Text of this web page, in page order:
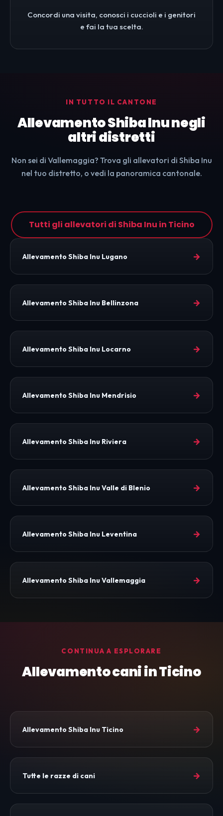
Concordi una visita, conosci i cuccioli e i genitori
e fai la tua scelta.
IN TUTTO IL CANTONE
Allevamento Shiba Inu negli
altri distretti
Non sei di Vallemaggia? Trova gli allevatori di Shiba Inu
nel tuo distretto, o vedi la panoramica cantonale.
Tutti gli allevatori di Shiba Inu in Ticino
Allevamento Shiba Inu Lugano →
Allevamento Shiba Inu Bellinzona →
Allevamento Shiba Inu Locarno →
Allevamento Shiba Inu Mendrisio →
Allevamento Shiba Inu Riviera →
Allevamento Shiba Inu Valle di Blenio →
Allevamento Shiba Inu Leventina →
Allevamento Shiba Inu Vallemaggia →
CONTINUA A ESPLORARE
Allevamento cani in Ticino
Allevamento Shiba Inu Ticino →
Tutte le razze di cani →